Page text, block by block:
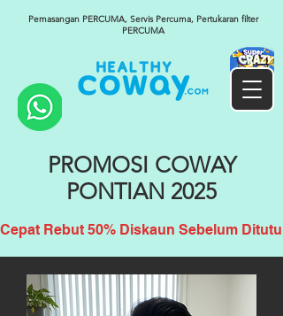
Pemasangan PERCUMA, Servis Percuma, Pertukaran filter
PERCUMA
PROMOSI COWAY
PONTIAN 2025
Cepat Rebut 50% Diskaun Sebelum